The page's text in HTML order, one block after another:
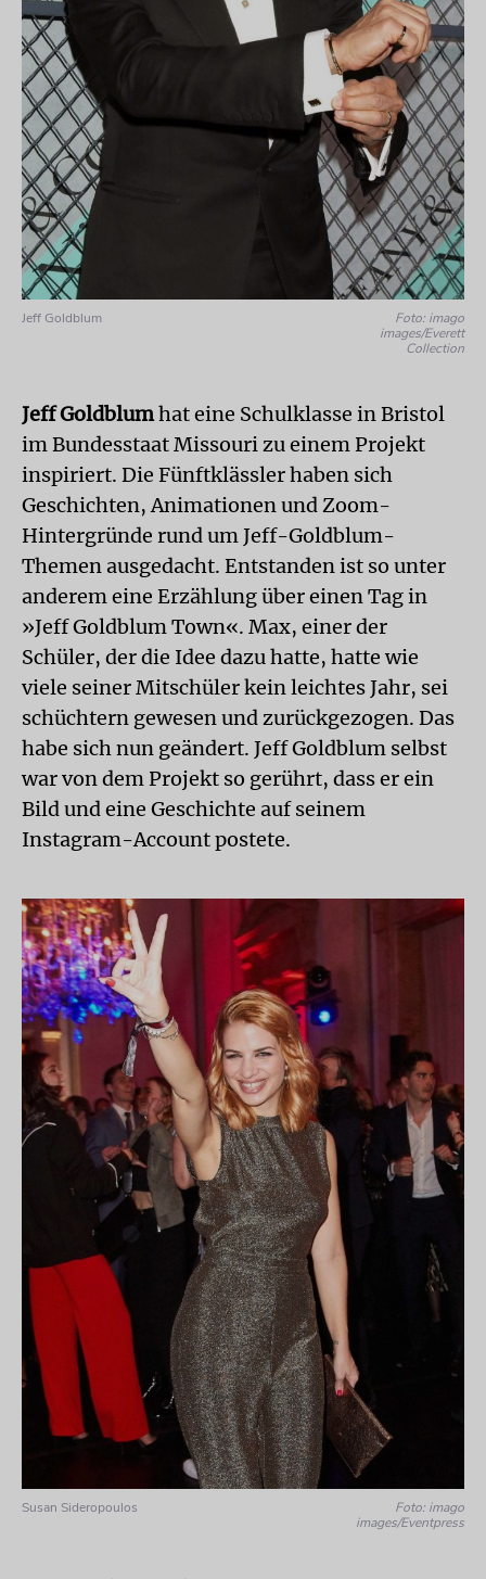
Jeff Goldblum
Foto: imago
images/Everett
Collection
Jeff Goldblumhat eine Schulklasse in Bristol
im Bundesstaat Missouri zu einem Projekt
inspiriert. Die Fünftklässler haben sich
Geschichten, Animationen und Zoom-
Hintergründe rund um Jeff-Goldblum-
Themen ausgedacht. Entstanden ist so unter
anderem eine Erzählung über einen Tag in
»Jeff Goldblum Town«. Max, einer der
Schüler, der die Idee dazu hatte, hatte wie
viele seiner Mitschüler kein leichtes Jahr, sei
schüchtern gewesen und zurückgezogen. Das
habe sich nun geändert. Jeff Goldblum selbst
war von dem Projekt so gerührt, dass er ein
Bild und eine Geschichte auf seinem
Instagram-Account postete.
Susan Sideropoulos
Foto: imago
images/Eventpress